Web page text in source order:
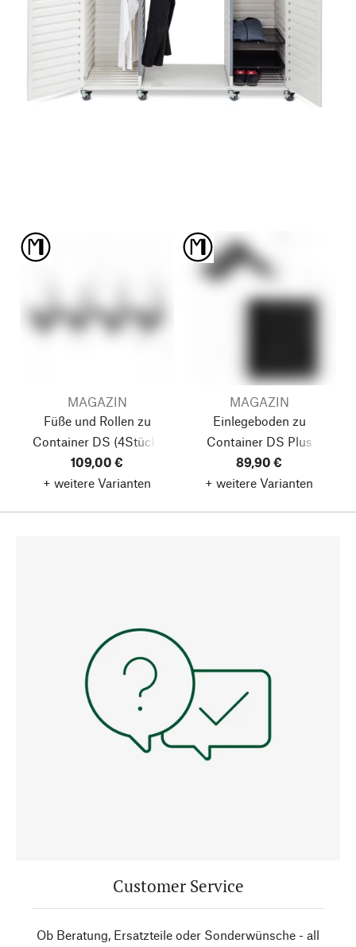
MAGAZIN
Füße und Rollen zu
Container DS (4Stück)
109,00 €
+ weitere Varianten
MAGAZIN
Einlegeboden zu
Container DS Plus
89,90 €
+ weitere Varianten
Customer Service
Ob Beratung, Ersatzteile oder Sonderwünsche - all